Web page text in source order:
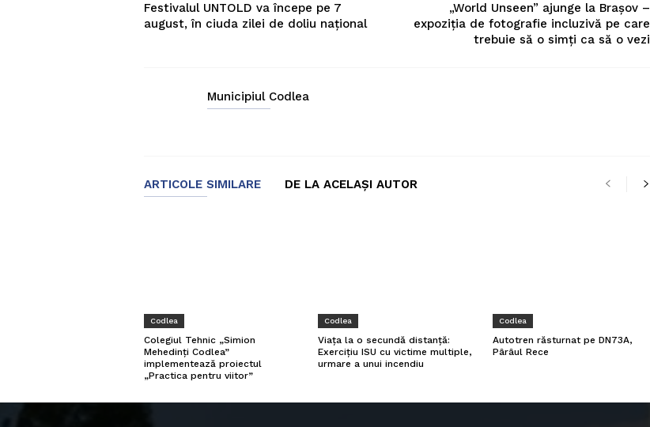
Festivalul UNTOLD va începe pe 7
august, în ciuda zilei de doliu național
„World Unseen” ajunge la Brașov –
expoziția de fotografie incluzivă pe care
trebuie să o simți ca să o vezi
Municipiul Codlea
ARTICOLE SIMILARE DE LA ACELAȘI AUTOR
Codlea
Colegiul Tehnic „Simion
Mehedinți Codlea”
implementează proiectul
„Practica pentru viitor”
Codlea
Viața la o secundă distanță:
Exercițiu ISU cu victime multiple,
urmare a unui incendiu
Codlea
Autotren răsturnat pe DN73A,
Pârâul Rece